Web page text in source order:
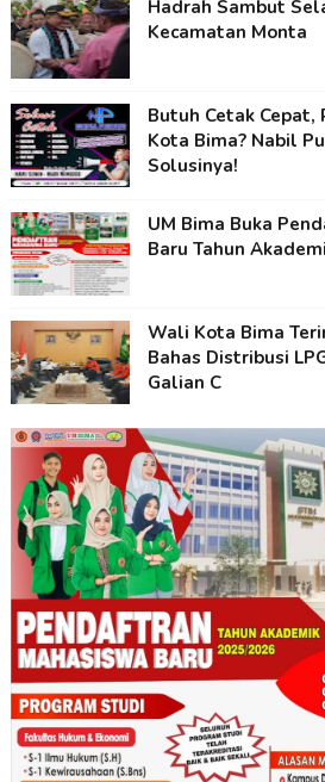
Hadrah Sambut
Kecamatan Monta
Butuh Cetak Cepat,
Kota Bima? Nabil
Solusinya!
UM Bima Buka
Baru Tahun
Wali Kota Bima
Bahas Distribusi
Galian C